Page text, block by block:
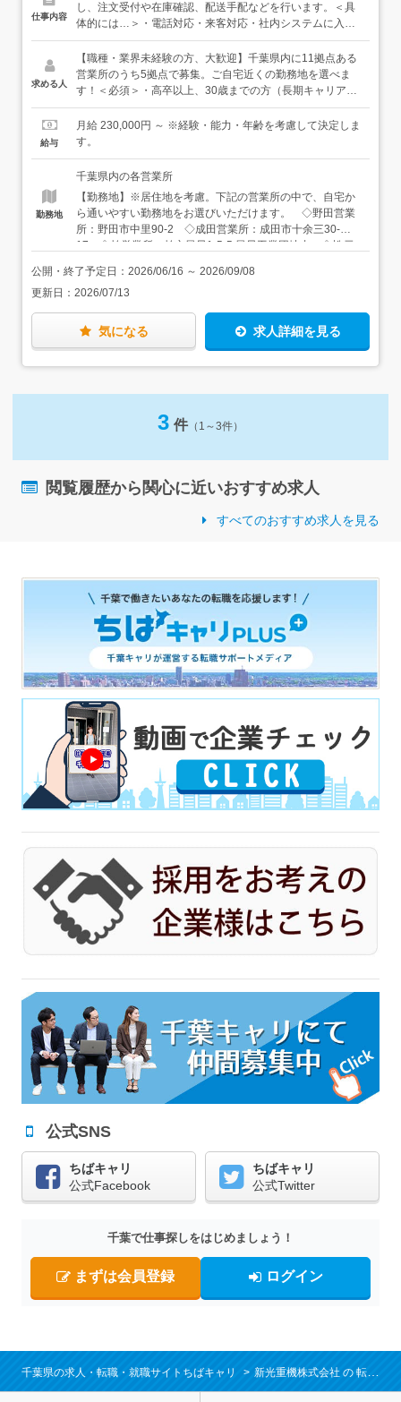
仕事内容
し、注文受付や在庫確認、配送手配などを行います。＜具
体的には…＞・電話対応・来客対応・社内システムに入
力・返却された建機の管理・書類の整理・請求書作成 な
ど＜入社後は…＞まずは社内研修で、建機の種類について
学んでいただきます。その後は、各営業所の先輩につい
て、実際の業務を覚えていっていただきます。建機の種類
かもしれませんが、みんなその気持ちがわかるから、丁寧
にサポートしていきますし、焦らなくて大丈夫。じっくり
配がうまくいかないときやトラブル時などは営業スタッフ
がしっかり表に立って守ってくれるし、いつも全拠点のフ
ロント事務で連携して助け合っていますし、働きやすい環
境を本社がしっかり考え続けていますし、本当に何も心配
はいりません。自分で考えて動く面白さをしっかり味わえ
るようにしながらも、安心してお仕事を始めていただける
環境をご用意しています。
求める人
【職種・業界未経験の方、大歓迎】千葉県内に11拠点ある
営業所のうち5拠点で募集。ご自宅近くの勤務地を選べま
す！＜必須＞・高卒以上、30歳までの方（長期キャリア形
成のため）・基本的なPCスキルをお持ちの方（入力ができ
ればOK！）＜歓迎＞・仕事もプライベートも両立したい
方・落ち着いた環境で腰を据えて仕事したい方・言われた
たいという方
給与
月給 230,000円 ～ ※経験・能力・年齢を考慮して決定しま
す。
勤務地
千葉県内の各営業所
【勤務地】※居住地を考慮。下記の営業所の中で、自宅か
ら通いやすい勤務地をお選びいただけます。 ◇野田営業
所：野田市中里90-2 ◇成田営業所：成田市十余三30-
17 ◇柏営業所：柏市風早1-5-5 風早工業団地内 ◇松戸
業所：八千代市下高野511 【アクセス】 ◇野田営業
所：東武アーバンパークライン「川間駅」より徒歩で15
分 ◇成田営業所：JR成田線「成田駅」より車で14分 ◇
柏営業所：東武アーバンパークライン「逆井駅」より車で
7分 ◇松戸営業所：JR武蔵野線「東松戸駅」より車で5
公開・終了予定日： 2026/06/16 ～ 2026/09/08
更新日： 2026/07/13
気になる 求人詳細を見る
3 件 （1～3件）
閲覧履歴から関心に近いおすすめ求人
すべてのおすすめ求人を見る
公式SNS
ちばキャリ
公式Facebook
ちばキャリ
公式Twitter
千葉で仕事探しをはじめましょう！
まずは会員登録 ログイン
千葉県の求人・転職・就職サイトちばキャリ 新光重機株式会社 転職・求人情報一覧